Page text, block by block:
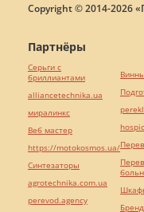
Copyright © 2014-2026
Партнёры
Серьги с
бриллиантами
alliancetechnika.ua
миралинкс
Веб мастер
https://motokosmos.ua/
Синтезаторы
agrotechnika.com.ua
perevod.agency